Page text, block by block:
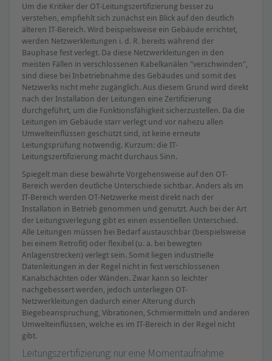
Um die Kritiker der OT-Leitungszertifizierung besser zu
verstehen, empfiehlt sich zunächst ein Blick auf den deutlich
älteren IT-Bereich. Wird beispielsweise ein Gebäude errichtet,
werden Netzwerkleitungen i. d. R. bereits während der
Bauphase fest verlegt. Da diese Netzwerkleitungen in den
meisten Fällen in verschlossenen Kabelkanälen "verschwinden",
sind diese bei Inbetriebnahme des Gebäudes und somit des
Netzwerks nicht mehr zugänglich. Aus diesem Grund wird direkt
nach der Installation der Leitungen eine Zertifizierung
durchgeführt, um die Funktionsfähigkeit sicherzustellen. Da die
Leitungen im Gebäude starr verlegt und vor nahezu allen
Umwelteinflüssen geschützt sind, ist keine erneute
Leitungsprüfung notwendig. Kurzum: die IT-
Leitungszertifizierung macht durchaus Sinn.
Spiegelt man diese bewährte Vorgehensweise auf den OT-
Bereich werden deutliche Unterschiede sichtbar. Anders als im
IT-Bereich werden OT-Netzwerke meist direkt nach der
Installation in Betrieb genommen und genutzt. Auch bei der Art
der Leitungsverlegung gibt es einen essentiellen Unterschied.
Alle Leitungen müssen bei Bedarf austauschbar (beispielsweise
bei einem Retrofit) oder flexibel (u. a. bei bewegten
Anlagenstrecken) verlegt sein. Somit liegen industrielle
Datenleitungen in der Regel nicht in fest verschlossenen
Kanalschächten oder Wänden. Zwar kann so leichter
nachgebessert werden, jedoch unterliegen OT-
Netzwerkleitungen dadurch einer Alterung durch
Biegebeanspruchung, Vibrationen, Schmiermitteln und anderen
Umwelteinflüssen, welche es im IT-Bereich in der Regel nicht
gibt.
Leitungszertifizierung: nur eine Momentaufnahme